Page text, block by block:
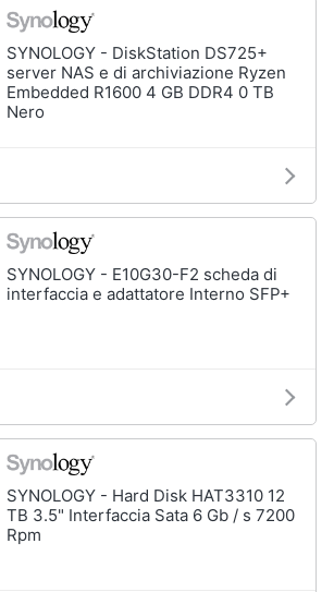
SYNOLOGY - DiskStation DS725+
server NAS e di archiviazione Ryzen
Embedded R1600 4 GB DDR4 0 TB
Nero
SYNOLOGY - E10G30-F2 scheda di
interfaccia e adattatore Interno SFP+
SYNOLOGY - Hard Disk HAT3310 12
TB 3.5" Interfaccia Sata 6 Gb / s 7200
Rpm